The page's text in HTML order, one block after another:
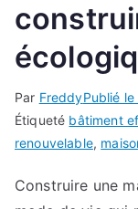
Par FreddyPublié le
Étiqueté bâtiment
renouvelable,
Construire une